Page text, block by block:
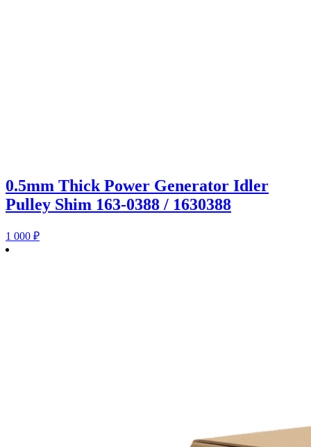
0.5mm Thick Power Generator Idler
Pulley Shim 163-0388 / 1630388
1 000 ₽